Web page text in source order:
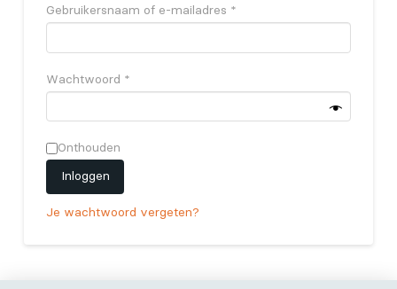
Gebruikersnaam of e-mailadres *Vereist
Wachtwoord *Vereist
Onthouden
Inloggen
Je wachtwoord vergeten?